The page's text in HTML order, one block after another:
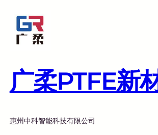
广柔PTFE新
惠州中科智能科技有限公司